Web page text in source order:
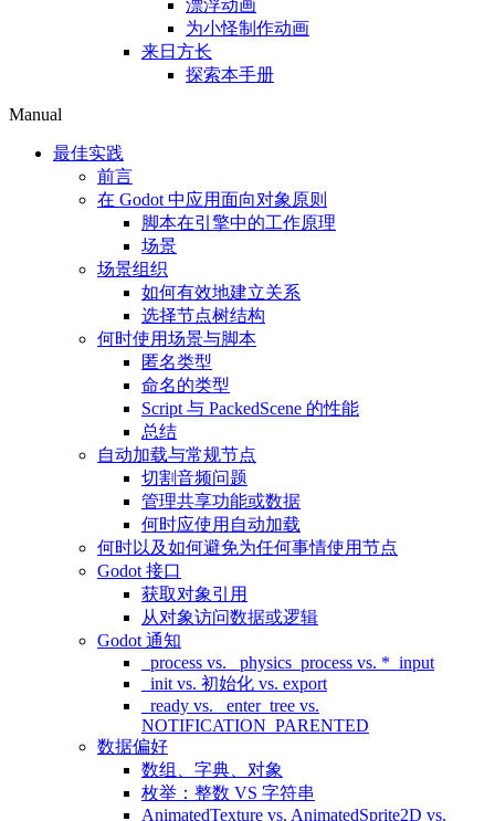
漂浮动画
为小怪制作动画
来日方长
探索本手册
Manual
最佳实践
前言
在 Godot 中应用面向对象原则
脚本在引擎中的工作原理
场景
场景组织
如何有效地建立关系
选择节点树结构
何时使用场景与脚本
匿名类型
命名的类型
Script 与 PackedScene 的性能
总结
自动加载与常规节点
切割音频问题
管理共享功能或数据
何时应使用自动加载
何时以及如何避免为任何事情使用节点
Godot 接口
获取对象引用
从对象访问数据或逻辑
Godot 通知
_process vs. _physics_process vs. *_input
_init vs. 初始化 vs. export
_ready vs. _enter_tree vs.
NOTIFICATION_PARENTED
数据偏好
数组、字典、对象
枚举：整数 VS 字符串
AnimatedTexture vs. AnimatedSprite2D vs.